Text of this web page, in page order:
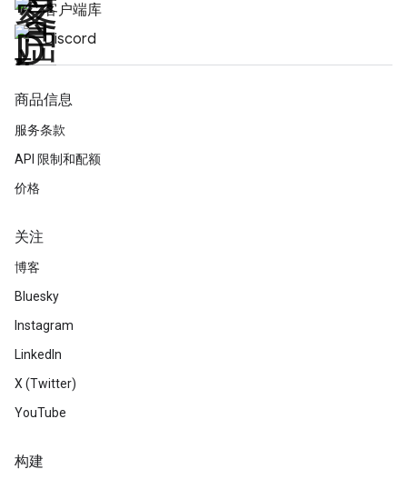
客户端库
Discord
商品信息
服务条款
API 限制和配额
价格
关注
博客
Bluesky
Instagram
LinkedIn
X (Twitter)
YouTube
构建